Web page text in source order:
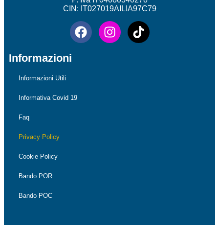
CIN: IT027019AILIA97C79
Informazioni
Informazioni Utili
Informativa Covid 19
Faq
Privacy Policy
Cookie Policy
Bando POR
Bando POC